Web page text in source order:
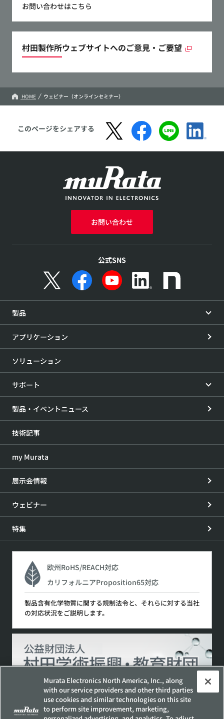
お問い合わせはこちら
村田製作所ウェブサイトへのご意見・ご要望
HOME ウェビナー（オンラインセミナー）
このページをシェアする
お問い合わせ
公式SNS
製品
アプリケーション
ソリューション
サポート
製品・イベントニュース
技術記事
my Murata
展示会情報
ウェビナー
特集
欧州RoHS/REACH対応
カリフォルニアProposition65対応
製品含有化学物質に関する規制法令と、それらに対する当社
の対応状況をご説明します。
サイトポリシー ソーシャルメディアポリシー
Murata Electronics North America, Inc., along
with our service providers and other third parties
use cookies and similar technologies on this site
to perform site improvement, marketing,